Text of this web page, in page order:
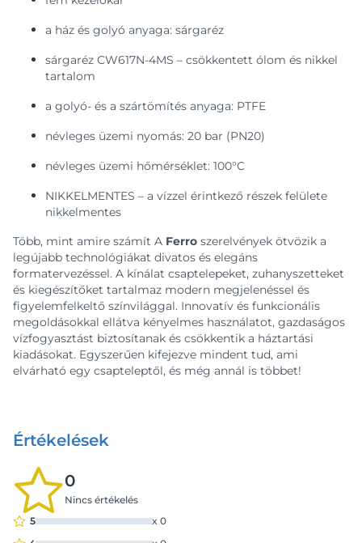
a ház és golyó anyaga: sárgaréz
sárgaréz CW617N-4MS – csökkentett ólom és nikkel
tartalom
a golyó- és a szártömítés anyaga: PTFE
névleges üzemi nyomás: 20 bar (PN20)
névleges üzemi hőmérséklet: 100°C
NIKKELMENTES – a vízzel érintkező részek felülete
nikkelmentes
Több, mint amire számít A Ferro szerelvények ötvözik a
legújabb technológiákat divatos és elegáns
formatervezéssel. A kínálat csaptelepeket, zuhanyszetteket
és kiegészítőket tartalmaz modern megjelenéssel és
figyelemfelkeltő színvilággal. Innovatív és funkcionális
megoldásokkal ellátva kényelmes használatot, gazdaságos
vízfogyasztást biztosítanak és csökkentik a háztartási
kiadásokat. Egyszerűen kifejezve mindent tud, ami
elvárható egy csapteleptől, és még annál is többet!
Értékelések
0
Nincs értékelés
5
x 0